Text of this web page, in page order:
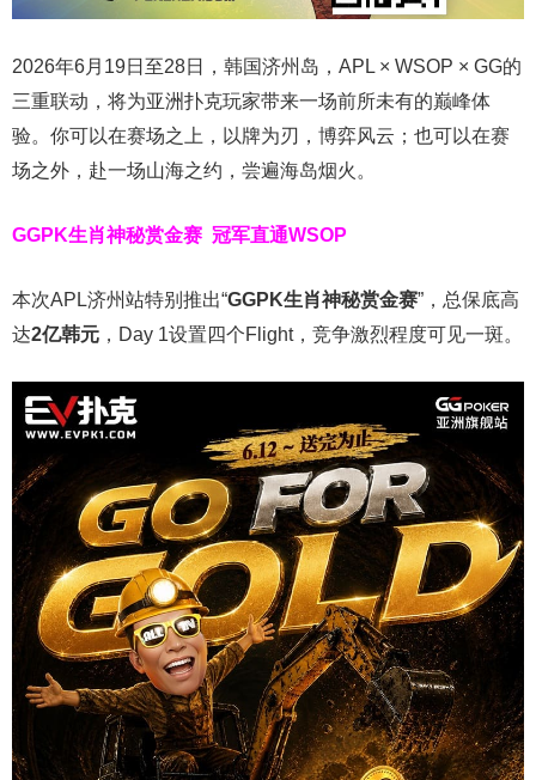
2026年6月19日至28日，韩国济州岛，APL × WSOP × GG的
三重联动，将为亚洲扑克玩家带来一场前所未有的巅峰体
验。 你可以在赛场之上，以牌为刃，博弈风云；也可以在赛
场之外，赴一场山海之约，尝遍海岛烟火。
GGPK生肖神秘赏金赛 冠军直通WSOP
本次APL济州站特别推出“GGPK生肖神秘赏金赛”，总保底高
达2亿韩元 ，Day 1设置四个Flight，竞争激烈程度可见一斑。